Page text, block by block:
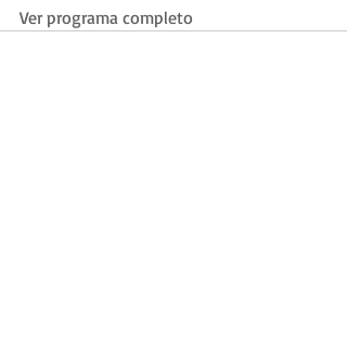
Ver programa completo